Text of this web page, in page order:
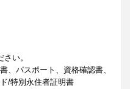
い。
、パスポート、資格確認書、
/特別永住者証明書